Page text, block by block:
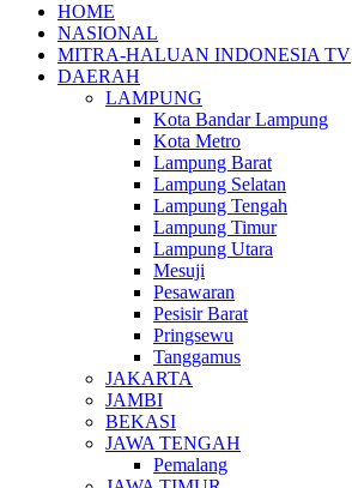
HOME
NASIONAL
MITRA-HALUAN INDONESIA TV
DAERAH
LAMPUNG
Kota Bandar Lampung
Kota Metro
Lampung Barat
Lampung Selatan
Lampung Tengah
Lampung Timur
Lampung Utara
Mesuji
Pesawaran
Pesisir Barat
Pringsewu
Tanggamus
JAKARTA
JAMBI
BEKASI
JAWA TENGAH
Pemalang